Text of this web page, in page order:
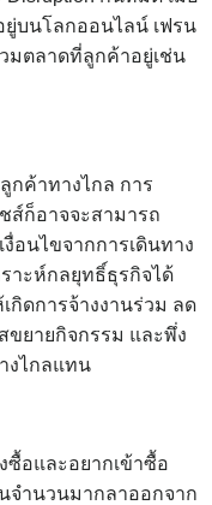
บนโลกออนไลน์ เฟรน
มตลาดที่ลูกค้าอยู่เช่น
กค้าทางไกล การ
ส์ก็อาจจะสามารถ
อนไขจากการเดินทาง
ราะห์กลยุทธิ์ธุรกิจได้
กิดการจ้างงานร่วม ลด
ขยายกิจกรรม และพึ่ง
งไกลแทน
ซื้อและอยากเข้าซื้อ
จำนวนมากลาออกจาก